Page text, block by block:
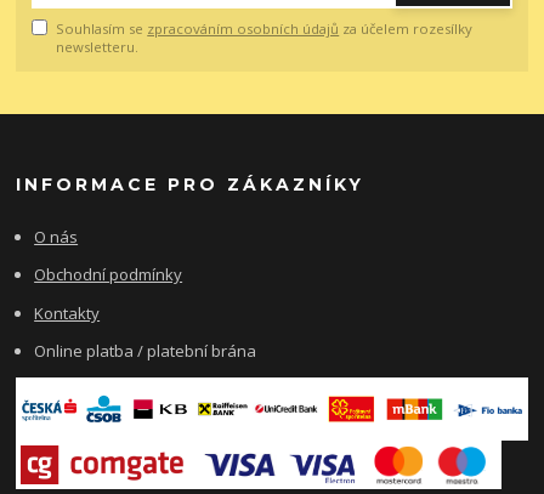
Souhlasím se zpracováním osobních údajů za účelem rozesílky
newsletteru.
INFORMACE PRO ZÁKAZNÍKY
O nás
Obchodní podmínky
Kontakty
Online platba / platební brána